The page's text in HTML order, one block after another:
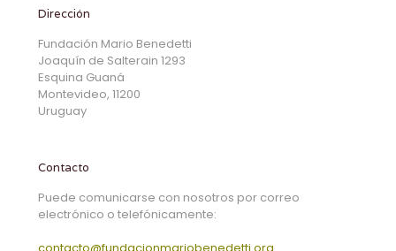
Dirección
Fundación Mario Benedetti
Joaquín de Salterain 1293
Esquina Guaná
Montevideo, 11200
Uruguay
Contacto
Puede comunicarse con nosotros por correo
electrónico o telefónicamente: